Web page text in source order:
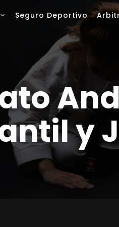
Seguro Deportivo
y